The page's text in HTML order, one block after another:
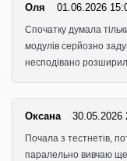
Оля 01.06.2026
Спочатку думала
модулів серйозно
несподівано
Оксана 30.05.2026
Почала з тестнетів,
паралельно вивчаю